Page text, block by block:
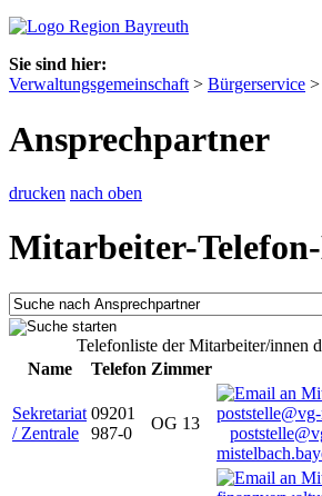
Sie sind hier:
Verwaltungsgemeinschaft > Bürgerservice >
Ansprechpartner
drucken nach oben
Mitarbeiter-
Telefonliste der Mitarbeiter/innen
Name
Telefon Zimmer
Sekretariat
/ Zentrale
09201
987-0
OG 13